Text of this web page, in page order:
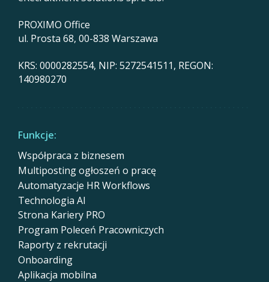
PROXIMO Office
ul. Prosta 68, 00-838 Warszawa
KRS: 0000282554, NIP: 5272541511, REGON:
140980270
Funkcje:
Współpraca z biznesem
Multiposting ogłoszeń o pracę
Automatyzacje HR Workflows
Technologia AI
Strona Kariery PRO
Program Poleceń Pracowniczych
Raporty z rekrutacji
Onboarding
Aplikacja mobilna